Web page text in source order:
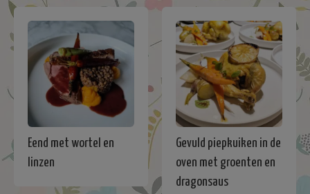
Eend met wortel en
linzen
Gevuld piepkuiken in de
oven met groenten en
dragonsaus